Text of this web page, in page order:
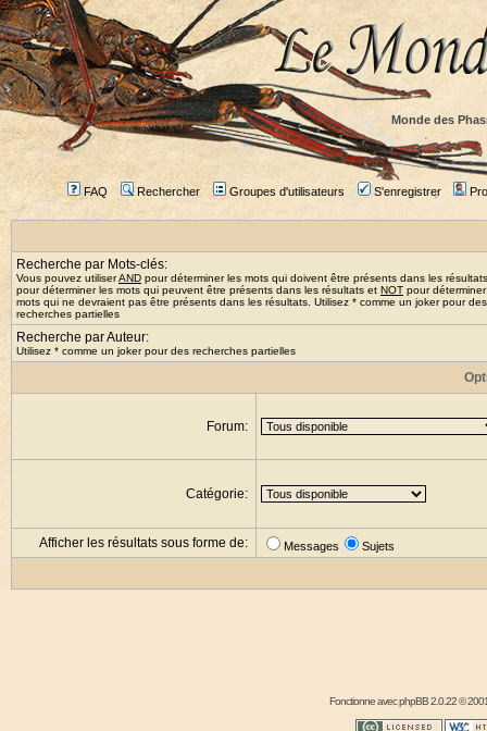
Monde des
FAQ Rechercher Groupes d'utilisateurs S'enregistrer
Recherche par Mots-clés:
Vous pouvez utiliserAND pour déterminer les mots qui doivent être présents dans les
pour déterminer les mots qui peuvent être présents dans les résultats et NOT pour
mots qui ne devraient pas être présents dans les résultats. Utilisez * comme un joker pour des
recherches partielles
Recherche par Auteur:
Utilisez * comme un joker pour des recherches partielles
Forum:
Catégorie:
Afficher les résultats sous forme de: Messages Sujets
Fonctionne avecphpBB2.0.22 ©